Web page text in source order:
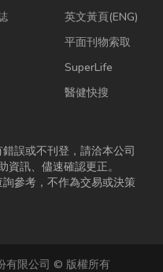
英文黃頁(ENG)
平面刊物索取
SuperLife
醫健快搜
誤或不刊登，請洽本公司
資訊、儘速確認更正。
參考，不作為交易或決策
有限公司 © 版權所有